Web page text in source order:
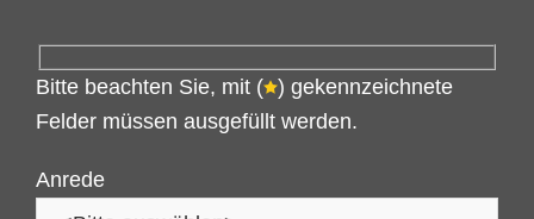
Bitte beachten Sie, mit ( ) gekennzeichnete
Felder müssen ausgefüllt werden.
Anrede